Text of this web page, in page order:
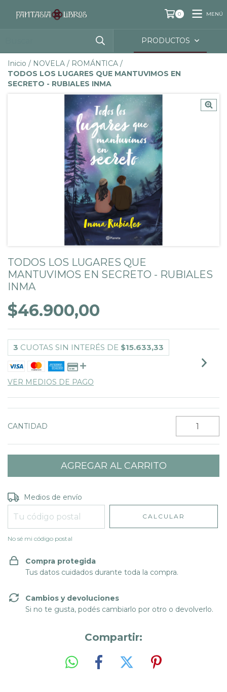
0 MENÚ
PRODUCTOS
Inicio / NOVELA / ROMÁNTICA /
TODOS LOS LUGARES QUE MANTUVIMOS EN
SECRETO - RUBIALES INMA
TODOS LOS LUGARES QUE
MANTUVIMOS EN SECRETO - RUBIALES
INMA
$46.900,00
3 CUOTAS SIN INTERÉS DE $15.633,33
VER MEDIOS DE PAGO
CANTIDAD
Entregas para el CP:
Medios de envío
CALCULAR
No sé mi código postal
Compra protegida
Tus datos cuidados durante toda la compra.
Cambios y devoluciones
Si no te gusta, podés cambiarlo por otro o devolverlo.
Compartir: